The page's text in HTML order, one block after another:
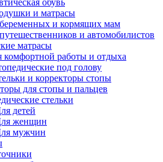
обувь
и матрасы
и кормящих мам
и автомобилистов
матрасы
работы и отдыха
под голову
и корректоры стопы
для стопы и пальцев
стельки
детей
женщин
мужчин